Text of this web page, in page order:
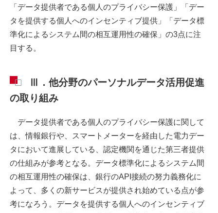
「データ提供者である個人のプライバシー保護」「デー
タを提供する個人へのインセンティブ提供」「データ標
準化によるシステム間の相互運用性の確保」の3点に注
目する。
Ⅲ．他分野のパーソナルデータ活用促進
の取り組み
データ提供者である個人のプライバシー保護に関して
は、情報銀行や、スマートメーターを経由した電力デー
タにおいて進展している、認定機関を通じた第三者提供
の仕組みが参考となる。データ標準化によるシステム間
の相互運用性の確保は、銀行のAPI接続の努力義務化に
よって、多くの新サービスが提供され始めている点が参
考になろう。データを提供する個人へのインセンティブ